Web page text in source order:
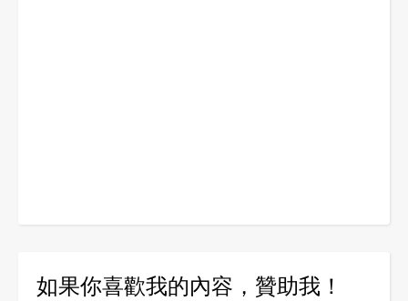
如果你喜歡我的內容，贊助我！